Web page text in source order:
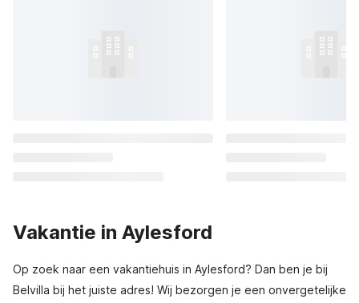
Vakantie in Aylesford
Op zoek naar een vakantiehuis in Aylesford? Dan ben je bij
Belvilla bij het juiste adres! Wij bezorgen je een onvergetelijke